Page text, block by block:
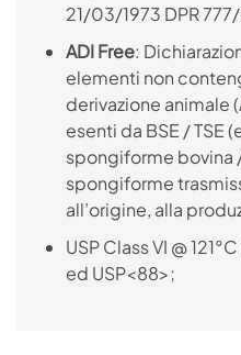
21/03/1973 DPR
ADI Free:
elementi non
derivazione animale
esenti da BSE / TSE
spongiforme bovina
spongiforme
all’origine, alla
USP Class VI @
ed USP<88>;